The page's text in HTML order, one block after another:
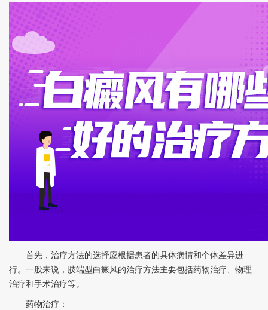
首先，治疗方法的选择应根据患者的具体病情和个体差异进
行。一般来说，肢端型白癜风的治疗方法主要包括药物治疗、物理
治疗和手术治疗等。
药物治疗：